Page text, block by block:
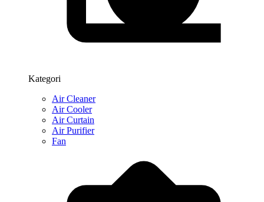
Kategori
Air Cleaner
Air Cooler
Air Curtain
Air Purifier
Fan